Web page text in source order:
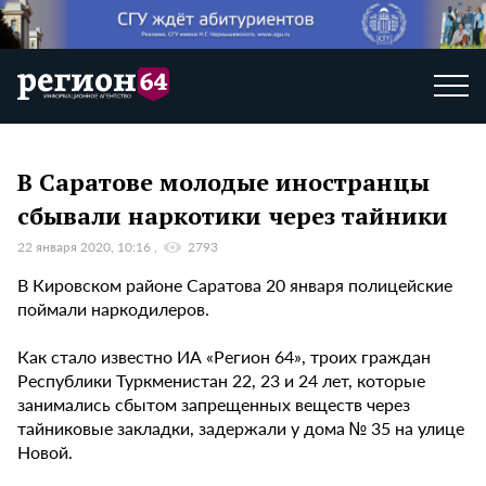
В Саратове молодые иностранцы
сбывали наркотики через тайники
22 января 2020, 10:16 2793
В Кировском районе Саратова 20 января полицейские
поймали наркодилеров.
Как стало известно ИА «Регион 64», троих граждан
Республики Туркменистан 22, 23 и 24 лет, которые
занимались сбытом запрещенных веществ через
тайниковые закладки, задержали у дома № 35 на улице
Новой.